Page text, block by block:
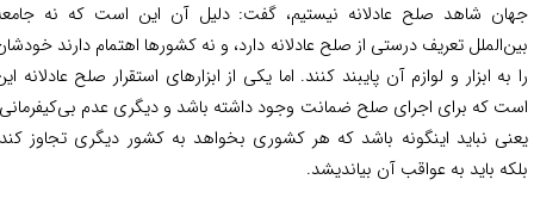
شاهد صلح عادلانه نیستیم، گفت: دلیل آن این است که نه جامعه
تعریف درستی از صلح عادلانه دارد، و نه کشورها اهتمام دارند خودشان
به ابزار و لوازم آن پایبند کنند. اما یکی از ابزارهای استقرار صلح عادلانه این
که برای اجرای صلح ضمانت وجود داشته باشد و دیگری عدم بی‌کیفرمانی؛
نباید اینگونه باشد که هر کشوری بخواهد به کشور دیگری تجاوز کند،
باید به عواقب آن بیاندیشد.